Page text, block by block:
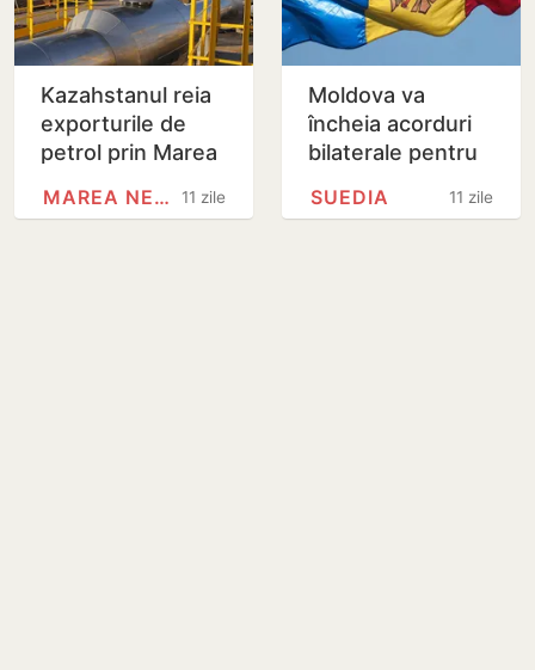
Kazahstanul reia
exporturile de
petrol prin Marea
suspendarea
11 zile
MAREA NEAGRĂ
Moldova va
încheia acorduri
bilaterale pentru
protejarea
11 zile
SUEDIA